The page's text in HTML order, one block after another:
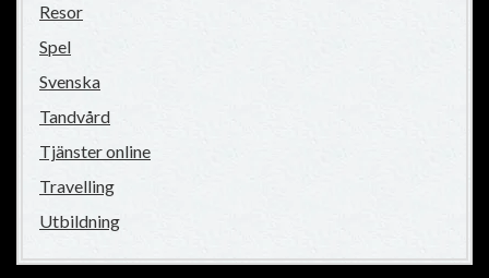
Resor
Spel
Svenska
Tandvård
Tjänster online
Travelling
Utbildning